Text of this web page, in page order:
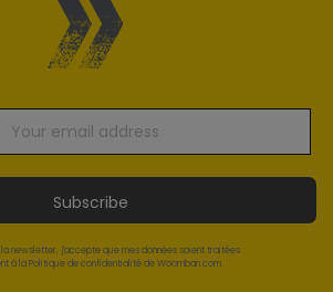
Subscribe
la newsletter, j'accepte que mes données soient traitées
à la Politique de confidentialité de Woomban.com.